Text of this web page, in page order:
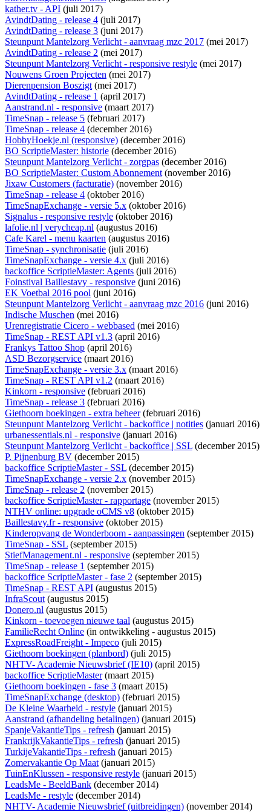
kather.tv - API (juli 2017)
AvindtDating - release 4 (juli 2017)
AvindtDating - release 3 (juni 2017)
Steunpunt Mantelzorg Verlicht - aanvraag mzc 2017 (mei 2017)
AvindtDating - release 2 (mei 2017)
Steunpunt Mantelzorg Verlicht - responsive restyle (mei 2017)
Nouwens Groen Projecten (mei 2017)
Dierenpension Boszigt(mei 2017)
AvindtDating - release 1 (april 2017)
Aanstrand.nl - responsive (maart 2017)
TimeSnap - release 5 (februari 2017)
TimeSnap - release 4 (december 2016)
HobbyHoekje.nl (responsive) (december 2016)
BO ScriptieMaster: historie (december 2016)
Steunpunt Mantelzorg Verlicht - zorgpas (december 2016)
BO ScriptieMaster: Custom Abonnement(november 2016)
Jixaw Customers (facturatie) (november 2016)
TimeSnap - release 4 (oktober 2016)
TimeSnapExchange - versie 5.x (oktober 2016)
Signalus - responsive restyle (oktober 2016)
lafolie.nl | verycheap.nl (augustus 2016)
Cafe Karel - menu kaarten (augustus 2016)
TimeSnap - synchronisatie (juli 2016)
TimeSnapExchange - versie 4.x (juli 2016)
backoffice ScriptieMaster: Agents (juli 2016)
Foinstival Baillestavy - responsive (juni 2016)
EK Voetbal 2016 pool (juni 2016)
Steunpunt Mantelzorg Verlicht - aanvraag mzc 2016 (juni 2016)
Indische Muschen (mei 2016)
Urenregistratie Cicero - webbased (mei 2016)
TimeSnap - REST API v1.3 (april 2016)
Frankys Tattoo Shop (april 2016)
ASD Bezorgservice (maart 2016)
TimeSnapExchange - versie 3.x (maart 2016)
TimeSnap - REST API v1.2 (maart 2016)
Kinkorn - responsive (februari 2016)
TimeSnap - release 3 (februari 2016)
Giethoorn boekingen - extra beheer(februari 2016)
Steunpunt Mantelzorg Verlicht - backoffice | notities (januari 2016)
urbanessentials.nl - responsive (januari 2016)
Steunpunt Mantelzorg Verlicht - backoffice | SSL (december 2015)
P. Pijnenburg BV (december 2015)
backoffice ScriptieMaster - SSL (december 2015)
TimeSnapExchange - versie 2.x (november 2015)
TimeSnap - release 2 (november 2015)
backoffice ScriptieMaster - rapportage (november 2015)
NTHV online: upgrade oCMS v8 (oktober 2015)
Baillestavy.fr - responsive (oktober 2015)
Kinderopvang de Wonderboom - aanpassingen (september 2015)
TimeSnap - SSL (september 2015)
StiefManagement.nl - responsive (september 2015)
TimeSnap - release 1 (september 2015)
backoffice ScriptieMaster - fase 2 (september 2015)
TimeSnap - REST API (augustus 2015)
InfraScout(augustus 2015)
Donero.nl (augustus 2015)
Kinkorn - toevoegen nieuwe taal (augustus 2015)
FamilieRecht Online (in ontwikkeling - augustus 2015)
ExpressRoadFreight - Impeco (juli 2015)
Giethoorn boekingen (planbord) (juli 2015)
NHTV- Academie Nieuwsbrief (IE10) (april 2015)
backoffice ScriptieMaster(maart 2015)
Giethoorn boekingen - fase 3 (maart 2015)
TimeSnapExchange (desktop) (februari 2015)
De Kleine Waarheid - restyle (januari 2015)
Aanstrand (afhandeling betalingen) (januari 2015)
SpanjeVakantieTips - refresh (januari 2015)
FrankrijkVakantieTips - refresh (januari 2015)
TurkijeVakantieTips - refresh (januari 2015)
Zomervakantie Op Maat(januari 2015)
TuinEnKlussen - responsive restyle (januari 2015)
LeadsMe - BeeldBank (december 2014)
LeadsMe - restyle (december 2014)
NHTV- Academie Nieuwsbrief (uitbreidingen) (november 2014)